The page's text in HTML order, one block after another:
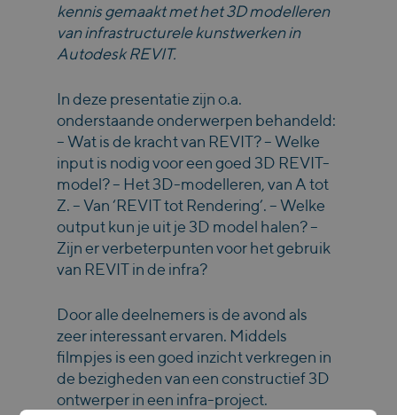
kennis gemaakt met het 3D modelleren
van infrastructurele kunstwerken in
Autodesk REVIT.
In deze presentatie zijn o.a.
onderstaande onderwerpen behandeld:
– Wat is de kracht van REVIT? – Welke
input is nodig voor een goed 3D REVIT-
model? – Het 3D-modelleren, van A tot
Z. – Van ‘REVIT tot Rendering’. – Welke
output kun je uit je 3D model halen? –
Zijn er verbeterpunten voor het gebruik
van REVIT in de infra?
Door alle deelnemers is de avond als
zeer interessant ervaren. Middels
filmpjes is een goed inzicht verkregen in
de bezigheden van een constructief 3D
ontwerper in een infra-project.